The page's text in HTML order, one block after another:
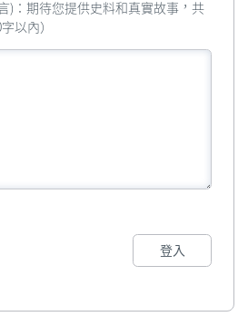
)：期待您提供史料和真實故事，共
以內）
登入